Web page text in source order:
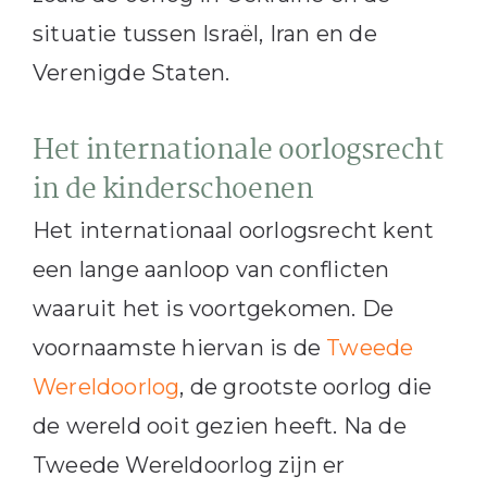
situatie tussen Israël, Iran en de
Verenigde Staten.
Het internationale oorlogsrecht
in de kinderschoenen
Het internationaal oorlogsrecht kent
een lange aanloop van conflicten
waaruit het is voortgekomen. De
voornaamste hiervan is de Tweede
Wereldoorlog, de grootste oorlog die
de wereld ooit gezien heeft. Na de
Tweede Wereldoorlog zijn er